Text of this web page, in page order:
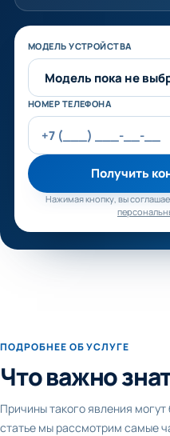
Не заполняйте это поле
МОДЕЛЬ УСТРОЙСТВА
НОМЕР ТЕЛЕФОНА
Получить
Нажимая кнопку, вы
ПОДРОБНЕЕ ОБ УСЛУГЕ
Что важно
Причины такого явления
статье мы рассмотрим самые